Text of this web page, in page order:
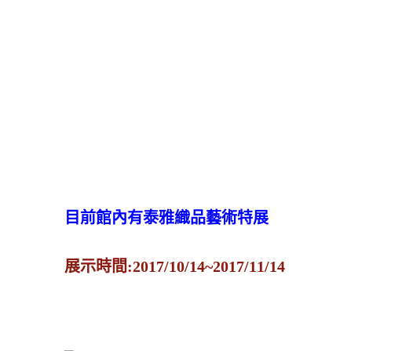
目前館內有泰雅織品藝術特展
展示時間:2017/10/14~2017/11/14